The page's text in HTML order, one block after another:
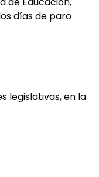
días de paro
legislativas, en la